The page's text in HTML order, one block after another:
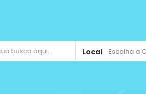
Local Escolha a